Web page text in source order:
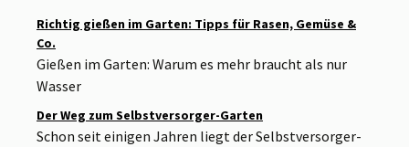
Richtig gießen im Garten: Tipps für Rasen, Gemüse &
Co.
Gießen im Garten: Warum es mehr braucht als nur
Wasser
Der Weg zum Selbstversorger-Garten
Schon seit einigen Jahren liegt der Selbstversorger-